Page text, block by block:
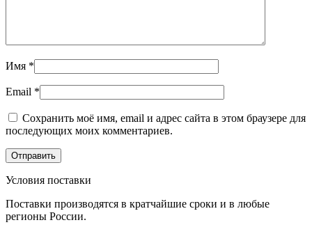
Имя *
Email *
Сохранить моё имя, email и адрес сайта в этом браузере для
последующих моих комментариев.
Условия поставки
Поставки производятся в кратчайшие сроки и в любые
регионы России.